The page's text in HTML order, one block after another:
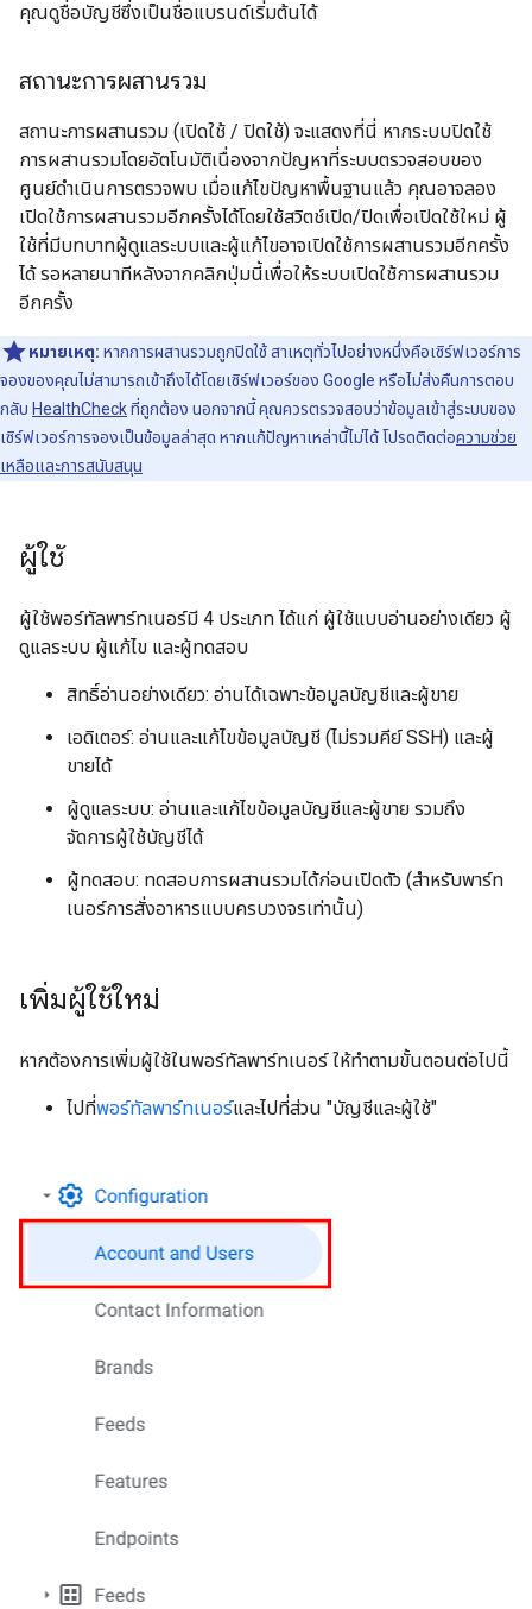
คุณดูชื่อบัญชีซึ่งเป็นชื่อแบรนด์เริ่มต้นได้
สถานะการผสานรวม
สถานะการผสานรวม (เปิดใช้ / ปิดใช้) จะแสดงที่นี่ หากระบบปิดใช้
การผสานรวมโดยอัตโนมัติเนื่องจากปัญหาที่ระบบตรวจสอบของ
ศูนย์ดำเนินการตรวจพบ เมื่อแก้ไขปัญหาพื้นฐานแล้ว คุณอาจลอง
เปิดใช้การผสานรวมอีกครั้งได้โดยใช้สวิตช์เปิด/ปิดเพื่อเปิดใช้ใหม่ ผู้
ใช้ที่มีบทบาทผู้ดูแลระบบและผู้แก้ไขอาจเปิดใช้การผสานรวมอีกครั้ง
ได้ รอหลายนาทีหลังจากคลิกปุ่มนี้เพื่อให้ระบบเปิดใช้การผสานรวม
อีกครั้ง
หมายเหตุ: หากการผสานรวมถูกปิดใช้ สาเหตุทั่วไปอย่างหนึ่งคือเซิร์ฟเวอร์การ
จองของคุณไม่สามารถเข้าถึงได้โดยเซิร์ฟเวอร์ของ Google หรือไม่ส่งคืนการตอบ
กลับ HealthCheckที่ถูกต้อง นอกจากนี้ คุณควรตรวจสอบว่าข้อมูลเข้าสู่ระบบของ
เซิร์ฟเวอร์การจองเป็นข้อมูลล่าสุด หากแก้ปัญหาเหล่านี้ไม่ได้ โปรดติดต่อความช่วย
เหลือและการสนับสนุน
ผู้ใช้
ผู้ใช้พอร์ทัลพาร์ทเนอร์มี 4 ประเภท ได้แก่ ผู้ใช้แบบอ่านอย่างเดียว ผู้
ดูแลระบบ ผู้แก้ไข และผู้ทดสอบ
สิทธิ์อ่านอย่างเดียว: อ่านได้เฉพาะข้อมูลบัญชีและผู้ขาย
เอดิเตอร์: อ่านและแก้ไขข้อมูลบัญชี (ไม่รวมคีย์ SSH) และผู้
ขายได้
ผู้ดูแลระบบ: อ่านและแก้ไขข้อมูลบัญชีและผู้ขาย รวมถึง
จัดการผู้ใช้บัญชีได้
ผู้ทดสอบ: ทดสอบการผสานรวมได้ก่อนเปิดตัว (สำหรับพาร์ท
เนอร์การสั่งอาหารแบบครบวงจรเท่านั้น)
เพิ่มผู้ใช้ใหม่
หากต้องการเพิ่มผู้ใช้ในพอร์ทัลพาร์ทเนอร์ ให้ทำตามขั้นตอนต่อไปนี้
ไปที่พอร์ทัลพาร์ทเนอร์และไปที่ส่วน "บัญชีและผู้ใช้"